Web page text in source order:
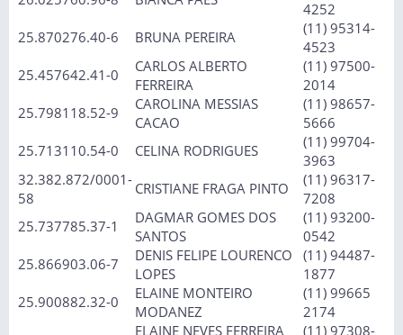
4252
25.870276.40-6
BRUNA PEREIRA
(11) 95314-
4523
25.457642.41-0
CARLOS ALBERTO
FERREIRA
(11) 97500-
2014
25.798118.52-9
CAROLINA MESSIAS
CACAO
(11) 98657-
5666
25.713110.54-0
CELINA RODRIGUES
(11) 99704-
3963
32.382.872/0001-
58
CRISTIANE FRAGA PINTO
(11) 96317-
7208
25.737785.37-1
DAGMAR GOMES DOS
SANTOS
(11) 93200-
0542
25.866903.06-7
DENIS FELIPE LOURENCO
LOPES
(11) 94487-
1877
25.900882.32-0
ELAINE MONTEIRO
MODANEZ
(11) 99665
2174
ELAINE NEVES FERREIRA
(11) 97308-